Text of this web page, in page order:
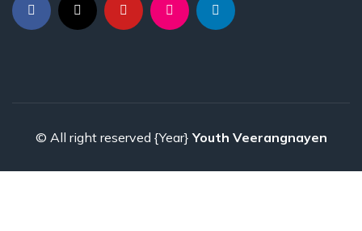
© All right reserved {Year} Youth Veerangnayen